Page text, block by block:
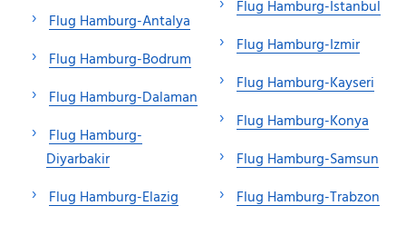
Flug Hamburg-Antalya
Flug Hamburg-Bodrum
Flug Hamburg-Dalaman
Flug Hamburg-
Diyarbakir
Flug Hamburg-Elazig
Flug Hamburg-Istanbul
Flug Hamburg-Izmir
Flug Hamburg-Kayseri
Flug Hamburg-Konya
Flug Hamburg-Samsun
Flug Hamburg-Trabzon